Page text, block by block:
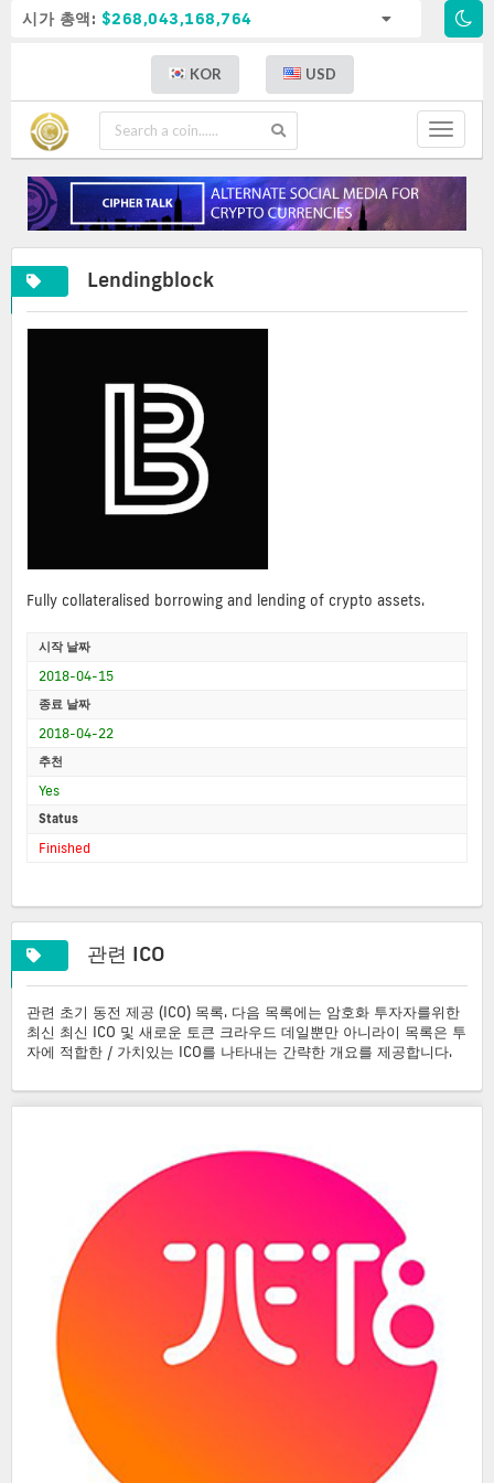
시가 총액: $268,043,168,764
KOR USD
Toggle
Lendingblock
Fully collateralised borrowing and lending of crypto assets.
시작 날짜
2018-04-15
종료 날짜
2018-04-22
추천
Yes
Status
Finished
관련 ICO
관련 초기 동전 제공 (ICO) 목록. 다음 목록에는 암호화 투자자를위한
최신 최신 ICO 및 새로운 토큰 크라우드 데일뿐만 아니라이 목록은 투
자에 적합한 / 가치있는 ICO를 나타내는 간략한 개요를 제공합니다.